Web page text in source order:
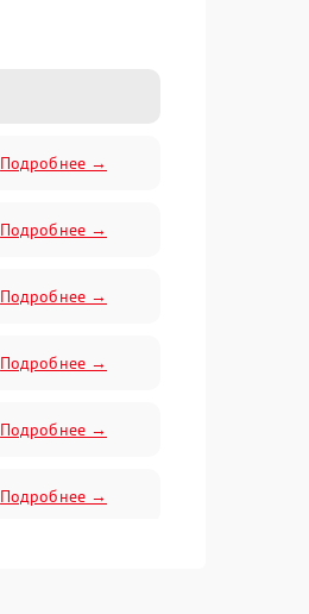
Подробнее →
Подробнее →
Подробнее →
Подробнее →
Подробнее →
Подробнее →